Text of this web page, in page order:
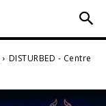
DISTURBED - Centre